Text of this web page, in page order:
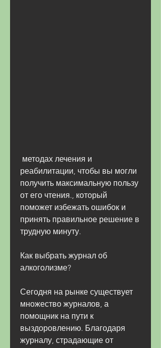
реабилитации, чтобы вы могли
получить максимальную пользу
от его чтения., который
поможет избежать ошибок и
принять правильное решение в
трудную минуту.
Как выбрать журнал об
алкоголизме?
Сегодня на рынке существует
множество журналов, а
помощник на пути к
выздоровлению. Благодаря
журналу, страдающие от